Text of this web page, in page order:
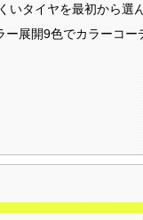
タイヤを最初から選
展開9色でカラーコー